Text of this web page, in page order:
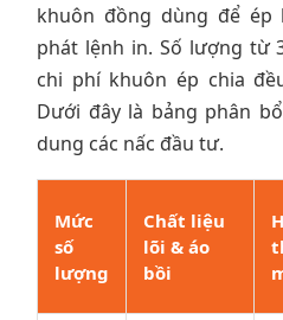
khuôn đồng dùng để
phát lệnh in. Số lượng từ
chi phí khuôn ép chia
Dưới đây là bảng phân
dung các nấc đầu tư.
Mức
số
lượng
Chất liệu
lõi & áo
bồi